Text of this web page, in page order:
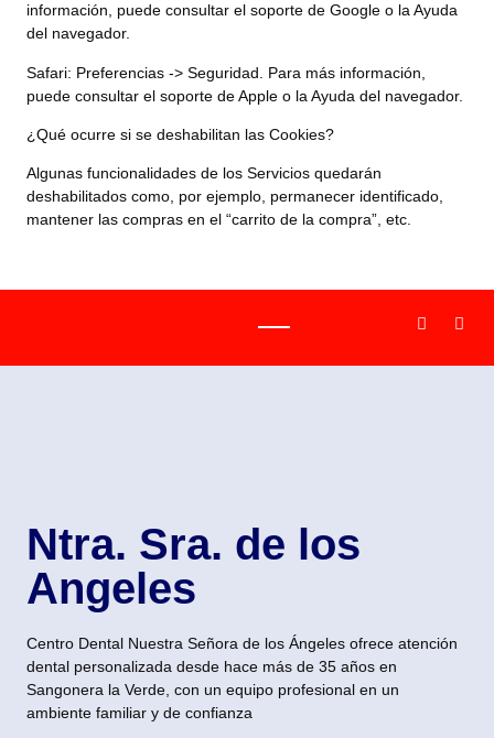
información, puede consultar el soporte de Google o la Ayuda
del navegador.
Safari: Preferencias -> Seguridad. Para más información,
puede consultar el soporte de Apple o la Ayuda del navegador.
¿Qué ocurre si se deshabilitan las Cookies?
Algunas funcionalidades de los Servicios quedarán
deshabilitados como, por ejemplo, permanecer identificado,
mantener las compras en el “carrito de la compra”, etc.
Ntra. Sra. de los
Angeles
Centro Dental Nuestra Señora de los Ángeles ofrece atención
dental personalizada desde hace más de 35 años en
Sangonera la Verde, con un equipo profesional en un
ambiente familiar y de confianza